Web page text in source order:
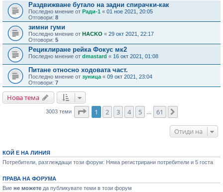
Раздвижване бутало на задни спирачки-как
Последно мнение от Ради-1 « 01 ное 2021, 20:05
Отговори: 8
зимни гуми
Последно мнение от HACKO « 29 окт 2021, 22:17
Отговори: 5
Рециклиране рейка Фокус мк2
Последно мнение от dmastard « 16 окт 2021, 01:08
Питане относно ходовата част.
Последно мнение от зуница « 09 окт 2021, 23:04
Отговори: 7
Нова тема
3003 теми Страница1 от
1 2 3 4 5 61
Отиди на
КОЙ Е НА ЛИНИЯ
Потребители, разглеждащи този форум: Няма регистрирани потребители и 5 госта
ПРАВА НА ФОРУМА
Вие не можете да публикувате теми в този форум